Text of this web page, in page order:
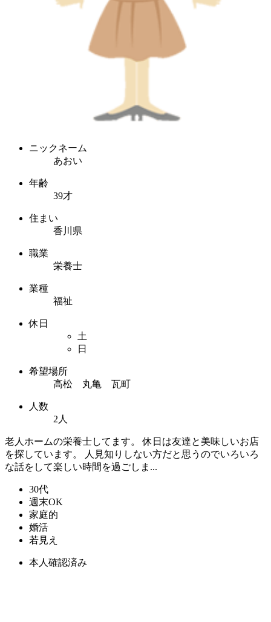
ニックネーム
あおい
年齢
39才
住まい
香川県
職業
栄養士
業種
福祉
休日
土
日
希望場所
高松 丸亀 瓦町
人数
2人
老人ホームの栄養士してます。 休日は友達と美味しいお店
を探しています。 人見知りしない方だと思うのでいろいろ
な話をして楽しい時間を過ごしま...
30代
週末OK
家庭的
婚活
若見え
本人確認済み